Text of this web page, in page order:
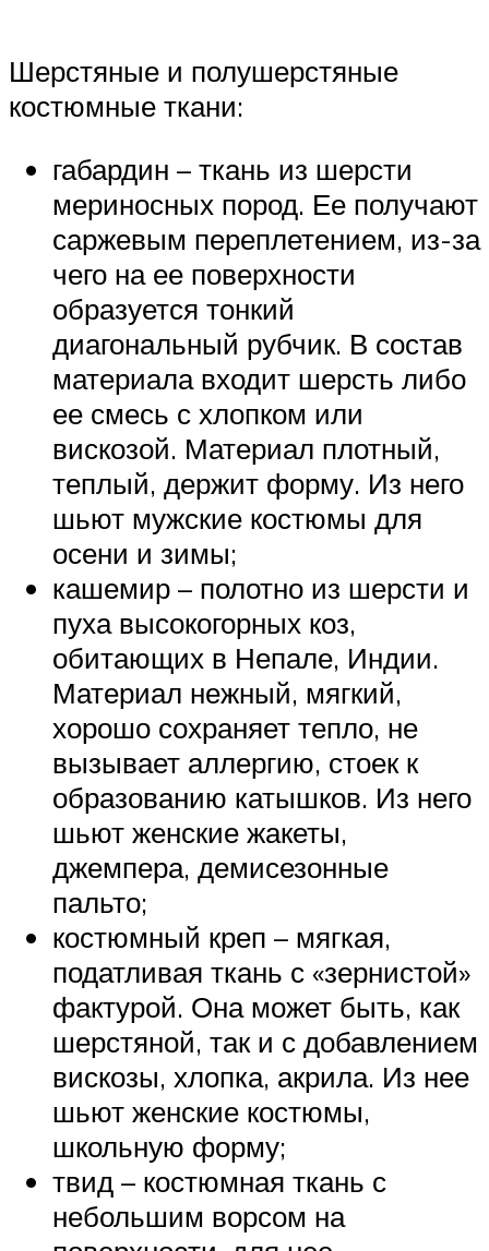
Шерстяные и полушерстяные
костюмные ткани:
габардин – ткань из шерсти
мериносных пород. Ее получают
саржевым переплетением, из-за
чего на ее поверхности
образуется тонкий
диагональный рубчик. В состав
материала входит шерсть либо
ее смесь с хлопком или
вискозой. Материал плотный,
теплый, держит форму. Из него
шьют мужские костюмы для
осени и зимы;
кашемир – полотно из шерсти и
пуха высокогорных коз,
обитающих в Непале, Индии.
Материал нежный, мягкий,
хорошо сохраняет тепло, не
вызывает аллергию, стоек к
образованию катышков. Из него
шьют женские жакеты,
джемпера, демисезонные
пальто;
костюмный креп – мягкая,
податливая ткань с «зернистой»
фактурой. Она может быть, как
шерстяной, так и с добавлением
вискозы, хлопка, акрила. Из нее
шьют женские костюмы,
школьную форму;
твид – костюмная ткань с
небольшим ворсом на